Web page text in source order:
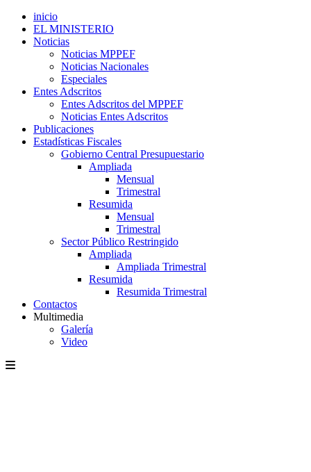
inicio
EL MINISTERIO
Noticias
Noticias MPPEF
Noticias Nacionales
Especiales
Entes Adscritos
Entes Adscritos del MPPEF
Noticias Entes Adscritos
Publicaciones
Estadísticas Fiscales
Gobierno Central Presupuestario
Ampliada
Mensual
Trimestral
Resumida
Mensual
Trimestral
Sector Público Restringido
Ampliada
Ampliada Trimestral
Resumida
Resumida Trimestral
Contactos
Multimedia
Galería
Video